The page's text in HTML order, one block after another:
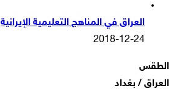
العراق في المناهج التعليمية الإيرانية
2018-12-24
الطقس
العراق / بغداد